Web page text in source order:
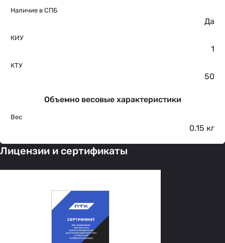
Наличие в СПБ
Да
КИУ
1
КТУ
50
Объемно весовые характеристики
Вес
0.15 кг
Лицензии и сертификаты